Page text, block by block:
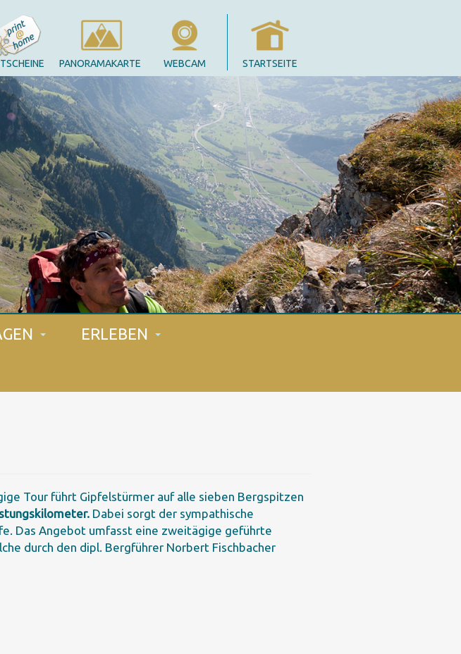
PANORAMAKARTE WEBCAM STARTSEITE
ERLEBEN
Tour führt Gipfelstürmer auf alle sieben Bergspitzen
Dabei sorgt der sympathische
Das Angebot umfasst eine zweitägige geführte
durch den dipl. Bergführer Norbert Fischbacher